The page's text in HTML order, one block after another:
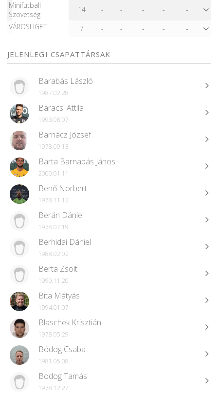
Minifutball
Szövetség
14 - - - -
-
VÁROSLIGET
7 - - - - -
JELENLEGI CSAPATTÁRSAK
Barabás László
1987.02.28
Baracsi Attila
1993.08.07
Barnácz József
1978.09.13
Barta Barnabás János
2000.01.11
Benő Norbert
1978.11.12
Berán Dániel
1978.07.19
Berhidai Dániel
1988.02.02
Berta Zsolt
1990.11.20
Bita Mátyás
1994.01.07
Blaschek Krisztián
1978.05.29
Bódog Csaba
1981.05.08
Bodog Tamás
1978.12.27